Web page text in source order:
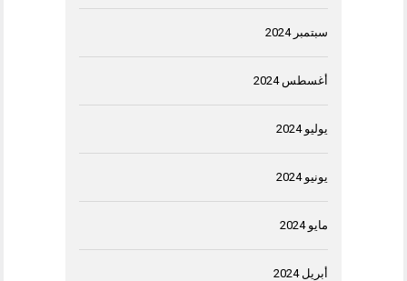
سبتمبر 2024
أغسطس 2024
يوليو 2024
يونيو 2024
مايو 2024
أبريل 2024